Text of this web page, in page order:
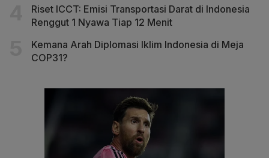
Riset ICCT: Emisi Transportasi Darat di Indonesia
Renggut 1 Nyawa Tiap 12 Menit
Kemana Arah Diplomasi Iklim Indonesia di Meja
COP31?